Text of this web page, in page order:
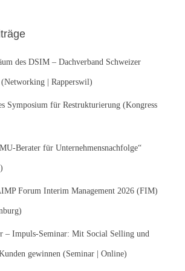
des DSIM – Dachverband Schweizer
| Rapperswil)
Symposium für Restrukturierung (Kongress
Berater für Unternehmensnachfolge“
Forum Interim Management 2026 (FIM)
– Impuls-Seminar: Mit Social Selling und
gewinnen (Seminar | Online)